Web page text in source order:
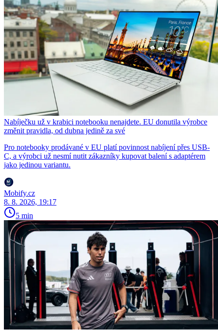
Nabíječku už v krabici notebooku nenajdete. EU donutila výrobce
změnit pravidla, od dubna jedině za své
Pro notebooky prodávané v EU platí povinnost nabíjení přes USB-
C, a výrobci už nesmí nutit zákazníky kupovat balení s adaptérem
jako jedinou variantu.
Mobify.cz
8. 8. 2026, 19:17
5 min